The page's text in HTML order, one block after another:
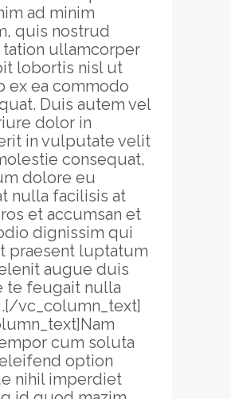
ad minim
quis nostrud
ullamcorper
lobortis nisl ut
ex ea commodo
Duis autem vel
dolor in
in vulputate velit
consequat,
dolore eu
nulla facilisis at
et accumsan et
dignissim qui
praesent luptatum
augue duis
te feugait nulla
vc_column_text]
cum soluta
option
nihil imperdiet